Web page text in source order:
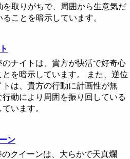
を取りがちで、周囲から生意気だ
ことを暗示しています。
ナイトは、貴方が快活で好奇心
とを暗示しています。 また、逆位
トは、貴方の行動に計画性が無
行動により周囲を振り回している
います。
ン
クイーンは、大らかで天真爛